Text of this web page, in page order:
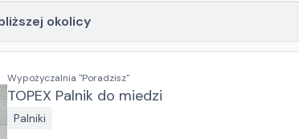
okolicy
Wypożyczalnia "Poradzisz"
TOPEX Palnik do miedzi
Palniki